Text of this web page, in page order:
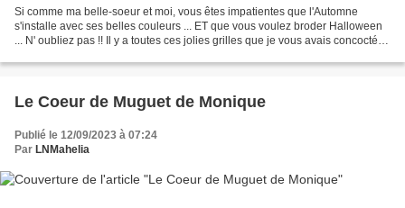
Si comme ma belle-soeur et moi, vous êtes impatientes que l'Automne
s'installe avec ses belles couleurs ... ET que vous voulez broder Halloween
... N' oubliez pas !! Il y a toutes ces jolies grilles que je vous avais concoctées
Le Coeur de Muguet de Monique
Publié le 12/09/2023 à 07:24
Par LNMahelia